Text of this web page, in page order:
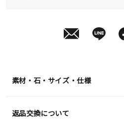
素材・石・サイズ・仕様
返品交換について